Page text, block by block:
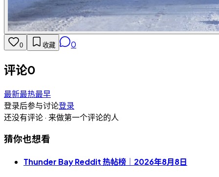
0 收藏 0
评论0
最新最热最早
登录后参与讨论登录
还没有评论 · 来做第一个评论的人
猜你也想看
Thunder Bay Reddit 热帖榜｜2026年8月8日